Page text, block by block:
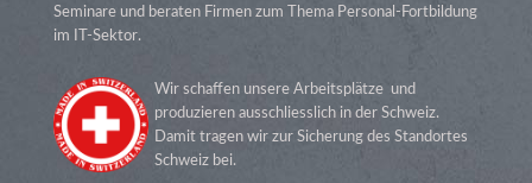
Seminare und beraten Firmen zum Thema Personal-Fortbildung
im IT-Sektor.
Wir schaffen unsere Arbeitsplätze und
produzieren ausschliesslich in der Schweiz.
Damit tragen wir zur Sicherung des Standortes
Schweiz bei.